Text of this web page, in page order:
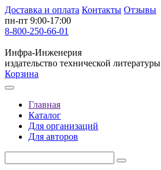
Доставка и оплата Контакты Отзывы
пн-пт 9:00-17:00
8-800-250-66-01
Инфра-Инженерия
издательство технической литературы
Корзина
Главная
Каталог
Для организаций
Для авторов